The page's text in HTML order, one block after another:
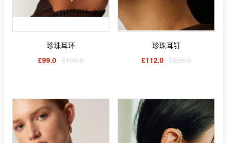
珍珠耳环
£99.0 £198.0
珍珠耳钉
£112.0 £225.0